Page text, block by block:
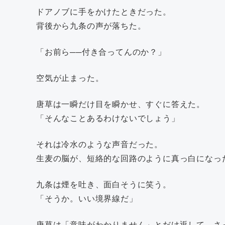
ドアノブに手をかけたときだった。
背後から九条の声が落ちた。
「お前ら──付き合ってんのか？」
空気が止まった。
唐草は一瞬だけ目を瞬かせ、すぐに答えた。
「そんなことあるわけないでしょう」
それは冷水のような声音だった。
生麦の脳が、短絡的な回路のように真っ白になっ
九条は煙を吐き、面白そうに笑う。
「そうか。いい境界線だ」